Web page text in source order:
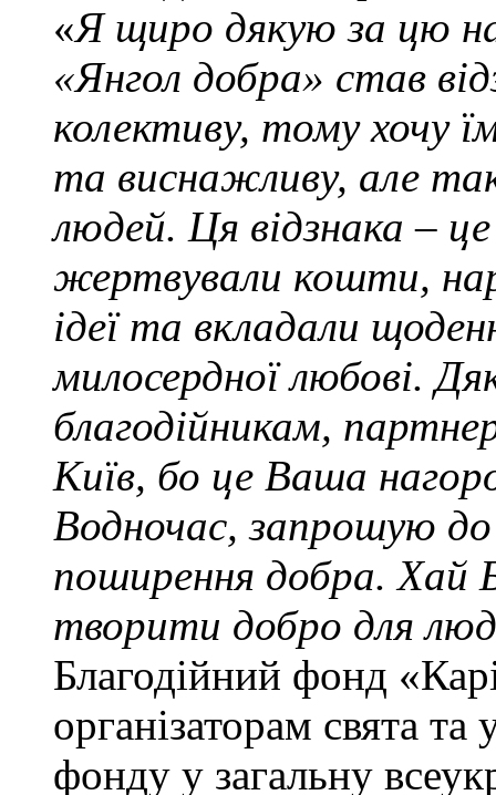
«Я щиро дякую за цю
«Янгол добра» став
колективу, тому хочу
та виснажливу, але
людей. Ця відзнака –
жертвували кошти,
ідеї та вкладали
милосердної любові.
благодійникам,
Київ, бо це Ваша
Водночас, запрошую до
поширення добра. Хай
творити добро для
Благодійний фонд
організаторам свята
фонду у загальну